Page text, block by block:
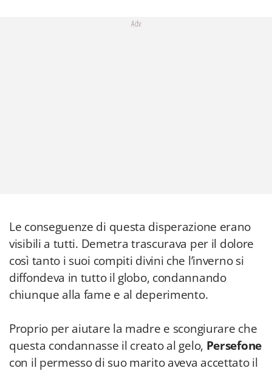
Adv
Le conseguenze di questa disperazione erano
visibili a tutti. Demetra trascurava per il dolore
così tanto i suoi compiti divini che l’inverno si
diffondeva in tutto il globo, condannando
chiunque alla fame e al deperimento.
Proprio per aiutare la madre e scongiurare che
questa condannasse il creato al gelo, Persefone
con il permesso di suo marito aveva accettato il